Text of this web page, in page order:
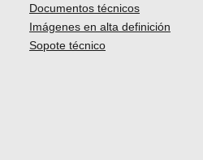
Documentos técnicos
Imágenes en alta definición
Sopote técnico